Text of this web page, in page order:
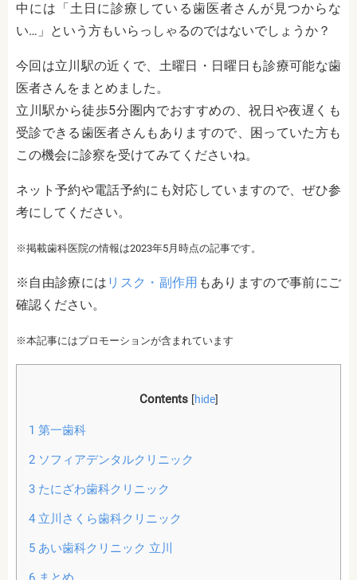
中には「土日に診療している歯医者さんが見つからな
い…」という方もいらっしゃるのではないでしょうか？
今回は立川駅の近くで、土曜日・日曜日も診療可能な歯
医者さんをまとめました。
立川駅から徒歩5分圏内でおすすめの、祝日や夜遅くも
受診できる歯医者さんもありますので、困っていた方も
この機会に診察を受けてみてくださいね。
ネット予約や電話予約にも対応していますので、ぜひ参
考にしてください。
※掲載歯科医院の情報は2023年5月時点の記事です。
※自由診療には リスク・副作用 もありますので事前にご
確認ください。
※本記事にはプロモーションが含まれています
Contents [hide]
1 第一歯科
2ソフィアデンタルクリニック
3たにざわ歯科クリニック
4立川さくら歯科クリニック
5あい歯科クリニック 立川